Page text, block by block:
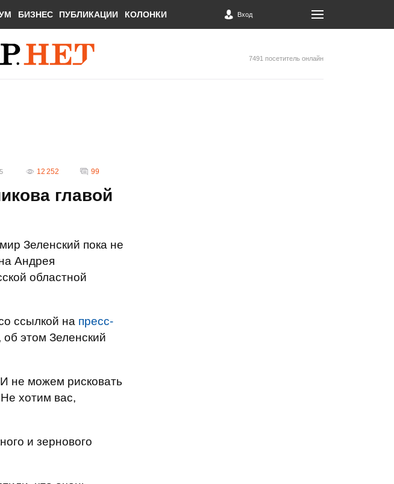
БИЗНЕС ПУБЛИКАЦИИ КОЛОНКИ Вход
7491 посетитель онлайн
12 252 99
главой
Зеленский пока не
Андрея
областной
ссылкой на пресс-
об этом Зеленский
не можем рисковать
хотим вас,
и зернового